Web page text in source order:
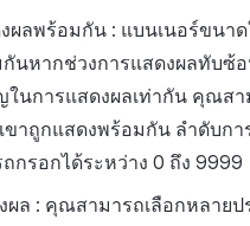
ผลพร้อมกัน : แบนเนอร์ขนา
นหากช่วงการแสดงผลทับซ้
นการแสดงผลเท่ากัน คุณสา
ขาถูกแสดงพร้อมกัน ลำดับกา
กรอกได้ระหว่าง 0 ถึง 9999
ผล : คุณสามารถเลือกหลายป